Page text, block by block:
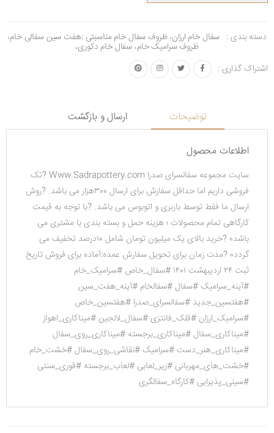
دسته بندی : سفال خام ارزان،ظروف سفال خام مناسبتی :هفت سین سفالی خام،
ظروف سرامیک خام، سفال خام دکوری،
اشتراک گذاری :
توضیحات ارسال و بازگشت
اطلاعات محصول
سایت مجموعه سفالسرای صدرا Www.Sadrapottery.com ?تک
فروشی داریم اما حداقل سفارش برای ارسال ۳۰۰هزار می باشد. ?روش
ارسال ما فقط توسط باربری و اتوبوس می باشد. ?با توجه به قیمت
کارگاهی تمام محصولات ؛ هزینه حمل و بسته بندی با مشتری می
باشد۰ ?خرید بالای یک میلیون تومان شامل ۱۰درصد تخفیف می
گردد۰ ?مدت زمان برای تحویل سفارش عمده:آماده برای فروش تاریخ
ثبت ۲۴ اردیبهشت ۱۴۰۱ #سفال_خاص #سرامیک_خام
#آینه_سرامیک #سفال #سفالخام #آینه_هفت_سین
#هفتسین_جدید #سفالسرای_صدرا #هفتسین_خاص
#سرامیک_ارزان #قلک_فانتزی #سفال_لالجین #میناکاری_اهواز
#میناکاری_سفال #میناکاری_برجسته #میناکاری_روی_سفال
#میناکاری_هنر_دست #سرامیک #نقاشی_روی_سفال #خشت_خام
#خشت_های_مهربانی #زیر_لعابی #لعاب_برجسته #قوری_سنتی
#سینی_پذیرایی #کارگاه_سفالگری